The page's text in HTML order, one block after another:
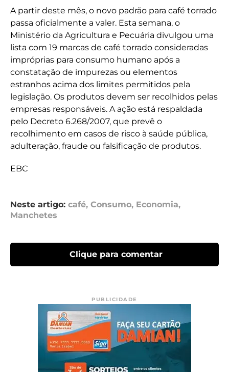
A partir deste mês, o novo padrão para café torrado
passa oficialmente a valer. Esta semana, o
Ministério da Agricultura e Pecuária divulgou uma
lista com 19 marcas de café torrado consideradas
impróprias para consumo humano após a
constatação de impurezas ou elementos
estranhos acima dos limites permitidos pela
legislação. Os produtos devem ser recolhidos pelas
empresas responsáveis. A ação está respaldada
pelo Decreto 6.268/2007, que prevê o
recolhimento em casos de risco à saúde pública,
adulteração, fraude ou falsificação de produtos.
EBC
Neste artigo: café, Consumo, Economia,
Manchetes
Clique para comentar
PUBLICIDADE